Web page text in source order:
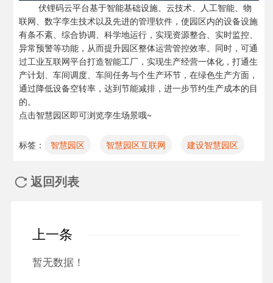
伏锂码云平台基于智能基础设施、云技术、人工智能、物
联网、数字孪生技术以及先进的管理软件，使园区内的设备设施
有条不紊、综合协调、科学地运行，实现资源整合、实时监控、
异常预警等功能，从而提升园区整体运营管控效率。同时，可通
过工业互联网平台打造智能工厂，实现生产经营一体化，打通生
产计划、车间调度、车间任务与个生产环节，在绿色生产方面，
通过降低设备空转率，达到节能减排，进一步节约生产成本的目
的。
点击智慧园区即可浏览孪生场景哦~
标签： 智慧园区 智慧园区互联网 建设智慧园区
 返回列表
上一条
暂无数据！